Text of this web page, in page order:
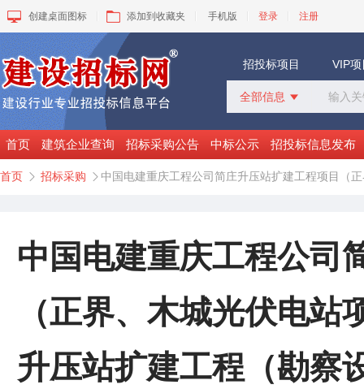
创建桌面图标 添加到收藏夹 手机版 登录 注册
招投标项目 VIP
全部信息 
招标采购
中标公示
变更公告
询价采购
谈判采购
首页 建筑企业查询 招标采购公告 中标公示 招投标信息发布
首页  招标采购  中国电建重庆工程公司简庄升压站扩建工程项目（
中国电建重庆工程公司
（正界、木城光伏电
升压站扩建工程（勘察